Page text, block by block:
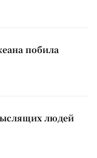
побила
людей